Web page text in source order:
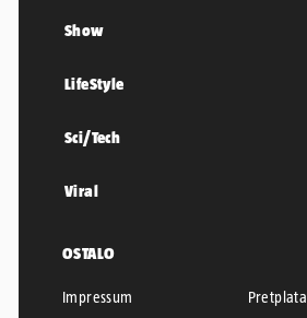
Show
LifeStyle
Sci/Tech
Viral
OSTALO
Impressum Pretplata